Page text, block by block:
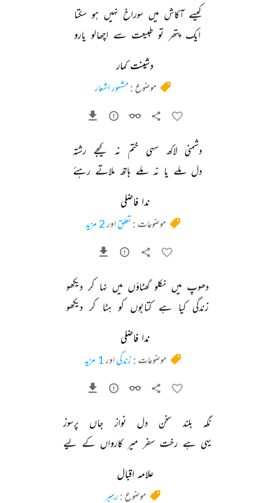
کیسے آکاش میں سوراخ نہیں ہو سکتا
ایک پتھر تو طبیعت سے اچھالو یارو
دشینت کمار
موضوع :مشہور اشعار
دشمنی لاکھ سہی ختم نہ کیجے رشتہ
دل ملے یا نہ ملے ہاتھ ملاتے رہئے
ندا فاضلی
موضوعات : تعلق اور2 مزید
دھوپ میں نکلو گھٹاؤں میں نہا کر دیکھو
زندگی کیا ہے کتابوں کو ہٹا کر دیکھو
ندا فاضلی
موضوعات :زندگیاور1 مزید
نگہ بلند سخن دل نواز جاں
پرسوز
یہی ہے رخت سفر میر کارواں کے لیے
علامہ اقبال
موضوع : رہبر